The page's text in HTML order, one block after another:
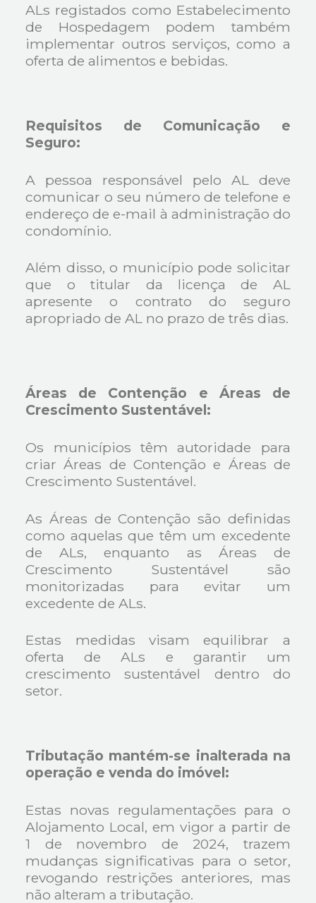
ALs registados como Estabelecimento
de Hospedagem podem também
implementar outros serviços, como a
oferta de alimentos e bebidas.
Requisitos de Comunicação e
Seguro:
A pessoa responsável pelo AL deve
comunicar o seu número de telefone e
endereço de e-mail à administração do
condomínio.
Além disso, o município pode solicitar
que o titular da licença de AL
apresente o contrato do seguro
apropriado de AL no prazo de três dias.
Áreas de Contenção e Áreas de
Crescimento Sustentável:
Os municípios têm autoridade para
criar Áreas de Contenção e Áreas de
Crescimento Sustentável.
As Áreas de Contenção são definidas
como aquelas que têm um excedente
de ALs, enquanto as Áreas de
Crescimento Sustentável são
monitorizadas para evitar um
excedente de ALs.
Estas medidas visam equilibrar a
oferta de ALs e garantir um
crescimento sustentável dentro do
setor.
Tributação mantém-se inalterada na
operação e venda do imóvel:
Estas novas regulamentações para o
Alojamento Local, em vigor a partir de
1 de novembro de 2024, trazem
mudanças significativas para o setor,
revogando restrições anteriores, mas
não alteram a tributação.